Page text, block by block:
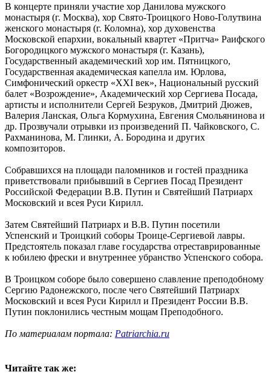
В концерте приняли участие хор Данилова мужского
монастыря (г. Москва), хор Свято-Троицкого Ново-Голутвина
женского монастыря (г. Коломна), хор духовенства
Московской епархии, вокальный квартет «Притча» Раифского
Богородицкого мужского монастыря (г. Казань),
Государственный академический хор им. Пятницкого,
Государственная академическая капелла им. Юрлова,
Симфонический оркестр «XXI век», Национальный русский
балет «Возрождение», Академический хор Сергиева Посада,
артисты и исполнители Сергей Безруков, Дмитрий Дюжев,
Валерия Ланская, Ольга Кормухина, Евгения Смольянинова и
др. Прозвучали отрывки из произведений П. Чайковского, С.
Рахманинова, М. Глинки, А. Бородина и других
композиторов.
Собравшихся на площади паломников и гостей праздника
приветствовали прибывший в Сергиев Посад Президент
Российской Федерации В.В. Путин и Святейший Патриарх
Московский и всея Руси Кирилл.
Затем Святейший Патриарх и В.В. Путин посетили
Успенский и Троицкий соборы Троице-Сергиевой лавры.
Предстоятель показал главе государства отреставрированные
к юбилею фрески и внутреннее убранство Успенского собора.
В Троицком соборе было совершено славление преподобному
Сергию Радонежского, после чего Святейший Патриарх
Московский и всея Руси Кирилл и Президент России В.В.
Путин поклонились честным мощам Преподобного.
По материалам портала: Patriarchia.ru
Читайте так же: